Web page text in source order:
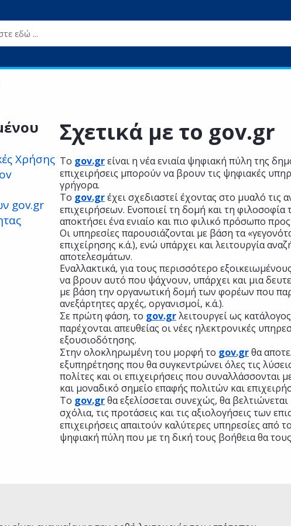
εδώ ...
Σχετικά με το gov.gr
Το gov.grείναι η νέα ενιαία ψηφιακή πύλη της
επιχειρήσεις μπορούν να βρουν τις ψηφιακές
γρήγορα.
Το gov.grέχει σχεδιαστεί έχοντας στο μυαλό τις
επιχειρήσεων. Ενοποιεί τη δομή και τη
αποκτήσει ένα ενιαίο και πιο φιλικό πρόσωπο
Οι υπηρεσίες παρουσιάζονται με βάση τα
επιχείρησης κ.ά.), ενώ υπάρχει και λειτουργία
αποτελεσμάτων.
Εναλλακτικά, για τους περισσότερο
να βρουν αυτό που ψάχνουν, υπάρχει και μια
με βάση την οργανωτική δομή των φορέων που
ανεξάρτητες αρχές, οργανισμοί, κ.ά.).
Σε πρώτη φάση, το gov.grλειτουργεί ως
παρέχονται απευθείας οι νέες ηλεκτρονικές
εξουσιοδότησης.
Στην ολοκληρωμένη του μορφή το gov.grθα
εξυπηρέτησης που θα συγκεντρώνει όλες τις
πολίτες και οι επιχειρήσεις που συναλλάσσονται
και μοναδικό σημείο επαφής πολιτών και
Το gov.grθα εξελίσσεται συνεχώς, θα
σχόλια, τις προτάσεις και τις αξιολογήσεις των
επιχειρήσεις απαιτούν καλύτερες υπηρεσίες από
ψηφιακή πύλη που με τη δική τους βοήθεια θα τους
Χρήσης
gov.gr